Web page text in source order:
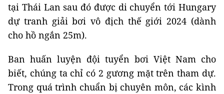
tại Thái Lan sau đó được di chuyển tới Hungary
dự tranh giải bơi vô địch thế giới 2024 (dành
cho hồ ngắn 25m).
Ban huấn luyện đội tuyển bơi Việt Nam cho
biết, chúng ta chỉ có 2 gương mặt trên tham dự.
Trong quá trình chuẩn bị chuyên môn, các kình